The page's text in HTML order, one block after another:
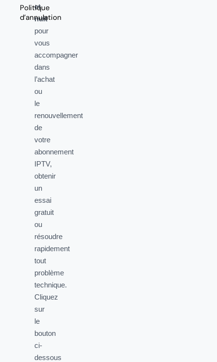
Politique
d’annulation
et
nuit
pour
vous
accompagner
dans
l’achat
ou
le
renouvellement
de
votre
abonnement
IPTV,
obtenir
un
essai
gratuit
ou
résoudre
rapidement
tout
problème
technique.
Cliquez
sur
le
bouton
ci-
dessous